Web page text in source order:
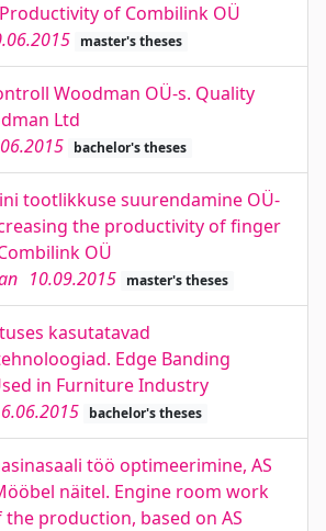
of Combilink OÜ
master's theses
Woodman OÜ-s. Quality
Ltd
bachelor's theses
tootlikkuse suurendamine OÜ-
the productivity of finger
OÜ
10.09.2015 master's theses
kasutatavad
Edge Banding
in Furniture Industry
bachelor's theses
töö optimeerimine, AS
näitel. Engine room work
production, based on AS